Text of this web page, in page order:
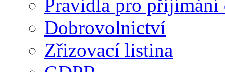
Pravidla pro přijímání
Dobrovolnictví
Zřizovací listina